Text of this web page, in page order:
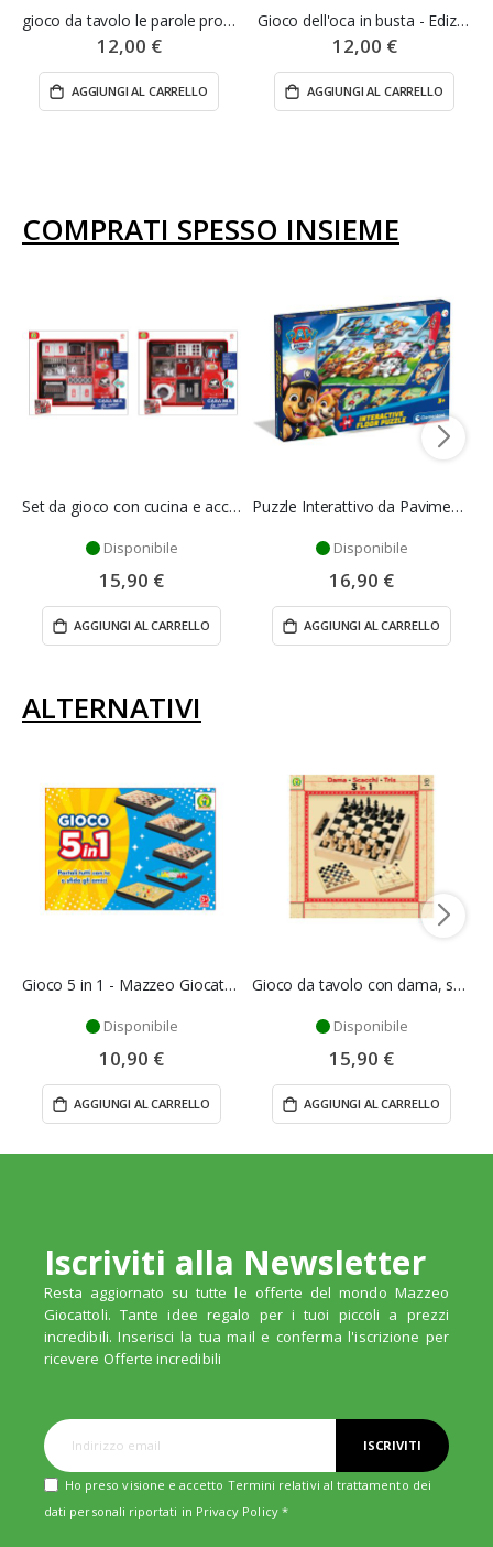
gioco da tavolo le parole proibite
12,00 €
AGGIUNGI AL CARRELLO
Gioco dell'oca in busta - Edizione Marca Stella
12,00 €
AGGIUNGI AL CARRELLO
COMPRATI SPESSO INSIEME
Set da gioco con cucina e accessori in miniatura - Mazzeo Giocattoli
Disponibile
15,90 €
AGGIUNGI AL CARRELLO
Puzzle Interattivo da Pavimento Paw Patrol Clementoni
Disponibile
16,90 €
AGGIUNGI AL CARRELLO
ALTERNATIVI
Gioco 5 in 1 - Mazzeo Giocattoli
Disponibile
10,90 €
AGGIUNGI AL CARRELLO
Gioco da tavolo con dama, scacchi e tris - mazzeo giocattoli
Disponibile
15,90 €
AGGIUNGI AL CARRELLO
Iscriviti alla Newsletter
Resta aggiornato su tutte le offerte del mondo Mazzeo
Giocattoli. Tante idee regalo per i tuoi piccoli a prezzi
incredibili. Inserisci la tua mail e conferma l'iscrizione per
ricevere Offerte incredibili
ISCRIVITI
Ho preso visione e accetto Termini relativi al trattamento dei
dati personali riportati in Privacy Policy*